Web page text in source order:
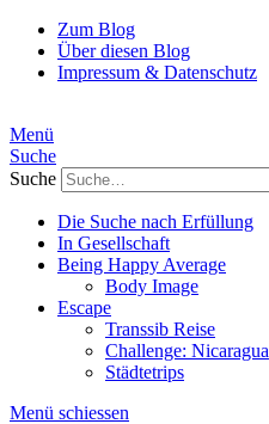
Zum Blog
Über diesen Blog
Impressum & Datenschutz
Menü
Suche
Suche
Die Suche nach Erfüllung
In Gesellschaft
Being Happy Average
Body Image
Escape
Transsib Reise
Challenge: Nicaragua
Städtetrips
Menü schiessen